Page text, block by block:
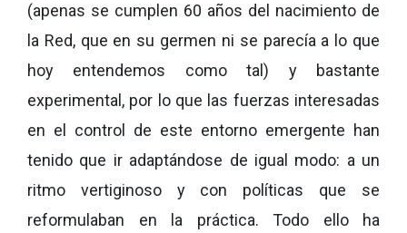
(apenas se cumplen 60 años del nacimiento de
la Red, que en su germen ni se parecía a lo que
hoy entendemos como tal) y bastante
experimental, por lo que las fuerzas interesadas
en el control de este entorno emergente han
tenido que ir adaptándose de igual modo: a un
ritmo vertiginoso y con políticas que se
reformulaban en la práctica. Todo ello ha